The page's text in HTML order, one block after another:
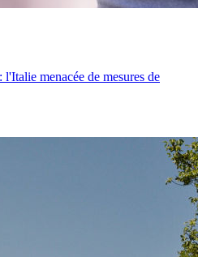
menacée de mesures de